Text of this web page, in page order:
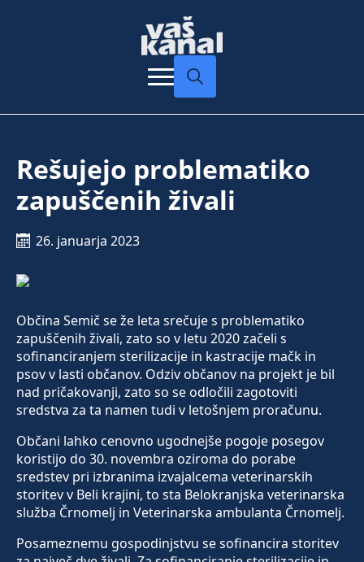
Rešujejo problematiko
zapuščenih živali
26. januarja 2023
Občina Semič se že leta srečuje s problematiko
zapuščenih živali, zato so v letu 2020 začeli s
sofinanciranjem sterilizacije in kastracije mačk in
psov v lasti občanov. Odziv občanov na projekt je bil
nad pričakovanji, zato so se odločili zagotoviti
sredstva za ta namen tudi v letošnjem proračunu.
Občani lahko cenovno ugodnejše pogoje posegov
koristijo do 30. novembra oziroma do porabe
sredstev pri izbranima izvajalcema veterinarskih
storitev v Beli krajini, to sta Belokranjska veterinarska
služba Črnomelj in Veterinarska ambulanta Črnomelj.
Posameznemu gospodinjstvu se sofinancira storitev